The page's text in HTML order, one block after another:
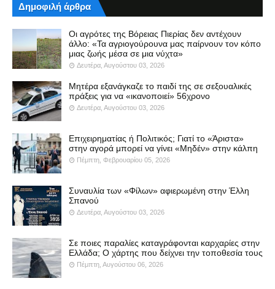
Δημοφιλή άρθρα
Οι αγρότες της Βόρειας Πιερίας δεν αντέχουν
άλλο: «Τα αγριογούρουνα μας παίρνουν τον κόπο
μιας ζωής μέσα σε μια νύχτα»
Δευτέρα, Αυγούστου 03, 2026
Μητέρα εξανάγκαζε το παιδί της σε σεξουαλικές
πράξεις για να «ικανοποιεί» 56χρονο
Δευτέρα, Αυγούστου 03, 2026
Επιχειρηματίας ή Πολιτικός; Γιατί το «Άριστα»
στην αγορά μπορεί να γίνει «Μηδέν» στην κάλπη
Πέμπτη, Φεβρουαρίου 05, 2026
Συναυλία των «Φίλων» αφιερωμένη στην Έλλη
Σπανού
Δευτέρα, Αυγούστου 03, 2026
Σε ποιες παραλίες καταγράφονται καρχαρίες στην
Ελλάδα; Ο χάρτης που δείχνει την τοποθεσία τους
Πέμπτη, Αυγούστου 06, 2026